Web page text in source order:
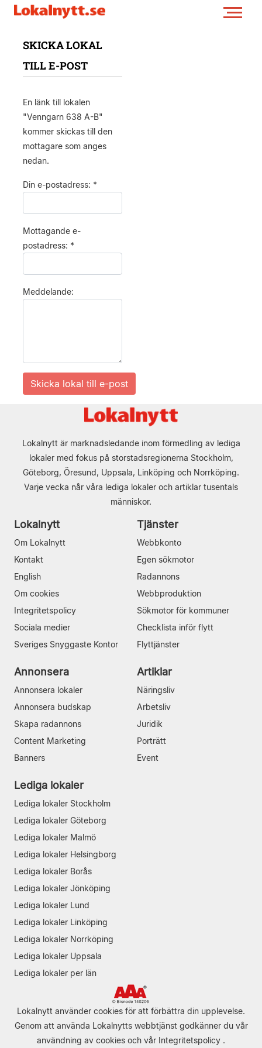
SKICKA LOKAL
TILL E-POST
En länk till lokalen
"Venngarn 638 A-B"
kommer skickas till den
mottagare som anges
nedan.
Din e-postadress: *
Mottagande e-
postadress: *
Meddelande:
Lokalnytt är marknadsledande inom förmedling av lediga
lokaler med fokus på storstadsregionerna Stockholm,
Göteborg, Öresund, Uppsala, Linköping och Norrköping.
Varje vecka når våra lediga lokaler och artiklar tusentals
människor.
Lokalnytt
Om Lokalnytt
Kontakt
English
Om cookies
Integritetspolicy
Sociala medier
Sveriges Snyggaste Kontor
Tjänster
Webbkonto
Egen sökmotor
Radannons
Webbproduktion
Sökmotor för kommuner
Checklista inför flytt
Flyttjänster
Annonsera
Annonsera lokaler
Annonsera budskap
Skapa radannons
Content Marketing
Banners
Artiklar
Näringsliv
Arbetsliv
Juridik
Porträtt
Event
Lediga lokaler
Lediga lokaler Stockholm
Lediga lokaler Göteborg
Lediga lokaler Malmö
Lediga lokaler Helsingborg
Lediga lokaler Borås
Lediga lokaler Jönköping
Lediga lokaler Lund
Lediga lokaler Linköping
Lediga lokaler Norrköping
Lediga lokaler Uppsala
Lediga lokaler per län
Lokalnytt använder cookies för att förbättra din upplevelse.
Genom att använda Lokalnytts webbtjänst godkänner du vår
användning av cookies och vår Integritetspolicy .